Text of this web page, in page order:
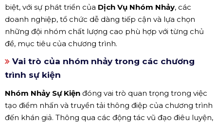
biệt, với sự phát triển của Dịch Vụ Nhóm Nhảy, các
doanh nghiệp, tổ chức dễ dàng tiếp cận và lựa chọn
những đội nhóm chất lượng cao phù hợp với từng chủ
đề, mục tiêu của chương trình.
Vai trò của nhóm nhảy trong các chương
trình sự kiện
Nhóm Nhảy Sự Kiện đóng vai trò quan trọng trong việc
tạo điểm nhấn và truyền tải thông điệp của chương trình
đến khán giả. Thông qua các động tác vũ đạo điêu luyện,